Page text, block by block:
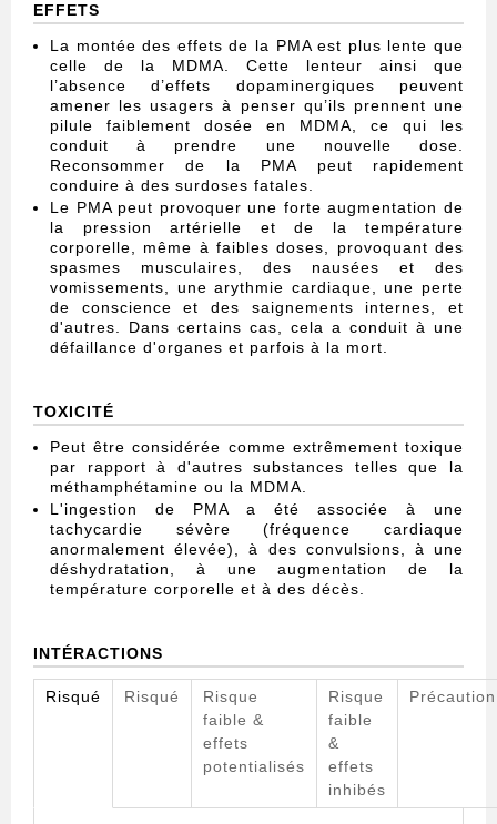
EFFETS
La montée des effets de la PMA est plus lente que
celle de la MDMA. Cette lenteur ainsi que
l’absence d’effets dopaminergiques peuvent
amener les usagers à penser qu’ils prennent une
pilule faiblement dosée en MDMA, ce qui les
conduit à prendre une nouvelle dose.
Reconsommer de la PMA peut rapidement
conduire à des surdoses fatales.
Le PMA peut provoquer une forte augmentation de
la pression artérielle et de la température
corporelle, même à faibles doses, provoquant des
spasmes musculaires, des nausées et des
vomissements, une arythmie cardiaque, une perte
de conscience et des saignements internes, et
d'autres. Dans certains cas, cela a conduit à une
défaillance d'organes et parfois à la mort.
TOXICITÉ
Peut être considérée comme extrêmement toxique
par rapport à d'autres substances telles que la
méthamphétamine ou la MDMA.
L'ingestion de PMA a été associée à une
tachycardie sévère (fréquence cardiaque
anormalement élevée), à des convulsions, à une
déshydratation, à une augmentation de la
température corporelle et à des décès.
INTÉRACTIONS
Risqué Risqué
Risque
faible &
effets
potentialisés
Risque
faible
&
effets
inhibés
Précaution